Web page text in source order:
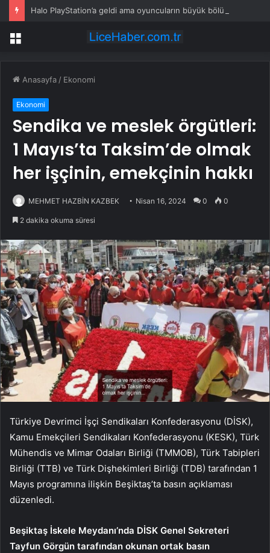
Menü
Anasayfa / Ekonomi
Ekonomi
Sendika ve meslek örgütleri:
1 Mayıs’ta Taksim’de olmak
her işçinin, emekçinin hakkı
MEHMET HAZBİN KAZBEK Nisan 16, 2024 0 0
2 dakika okuma süresi
Türkiye Devrimci İşçi Sendikaları Konfederasyonu (DİSK),
Kamu Emekçileri Sendikaları Konfederasyonu (KESK), Türk
Mühendis ve Mimar Odaları Birliği (TMMOB), Türk Tabipleri
Birliği (TTB) ve Türk Dişhekimleri Birliği (TDB) tarafından 1
Mayıs programına ilişkin Beşiktaş’ta basın açıklaması
düzenledi.
Beşiktaş İskele Meydanı’nda DİSK Genel Sekreteri
Tayfun Görgün tarafından okunan ortak basın